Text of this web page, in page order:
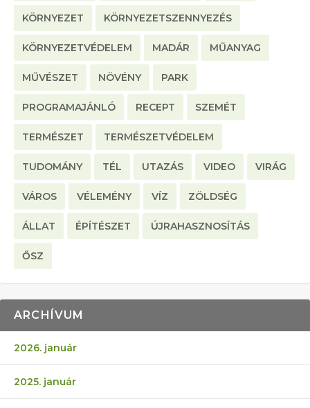
KÖRNYEZET KÖRNYEZETSZENNYEZÉS
KÖRNYEZETVÉDELEM MADÁR MŰANYAG
MŰVÉSZET NÖVÉNY PARK
PROGRAMAJÁNLÓ RECEPT SZEMÉT
TERMÉSZET TERMÉSZETVÉDELEM
TUDOMÁNY TÉL UTAZÁS VIDEO VIRÁG
VÁROS VÉLEMÉNY VÍZ ZÖLDSÉG
ÁLLAT ÉPÍTÉSZET ÚJRAHASZNOSÍTÁS
ŐSZ
ARCHÍVUM
2026. január
2025. január